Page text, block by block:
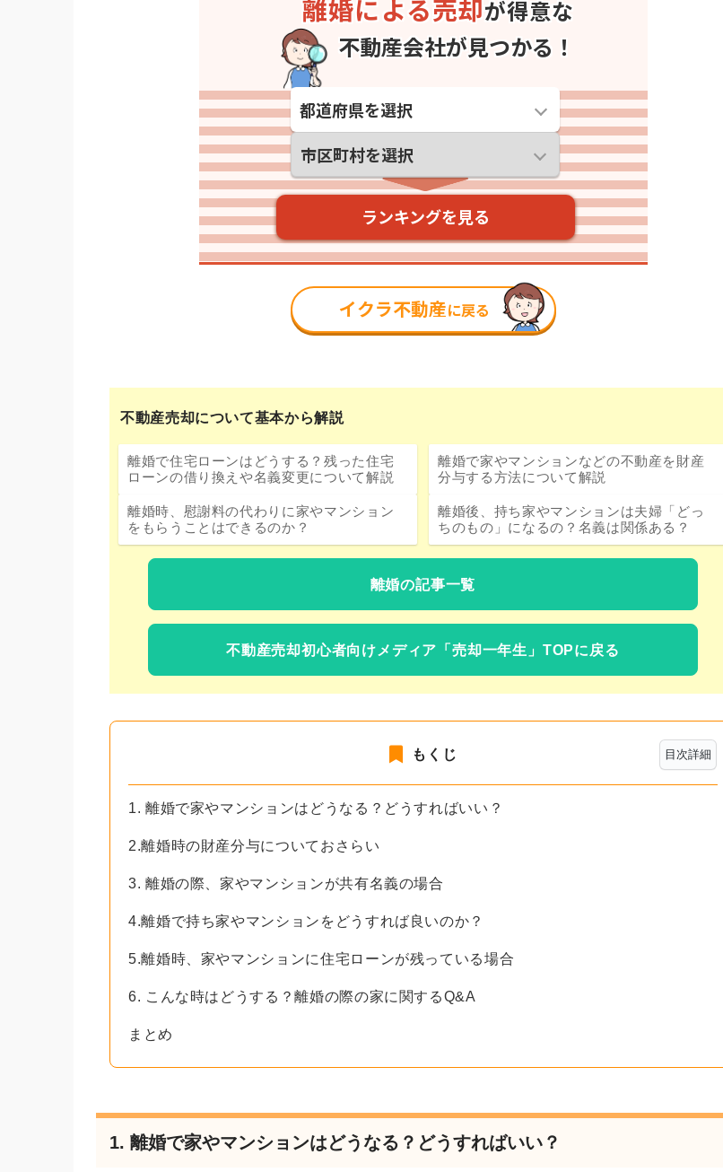
不動産売却について基本から解説
離婚で住宅ローンはどうする？残った住宅
ローンの借り換えや名義変更について解説
離婚で家やマンションなどの不動産を財産
分与する方法について解説
離婚時、慰謝料の代わりに家やマンション
をもらうことはできるのか？
離婚後、持ち家やマンションは夫婦「どっ
ちのもの」になるの？名義は関係ある？
離婚の記事一覧
不動産売却初心者向けメディア 「売却一年生」TOPに戻る
目次詳細
もくじ
1. 離婚で家やマンションはどうなる？どうすればいい？
2.離婚時の財産分与についておさらい
3. 離婚の際、家やマンションが共有名義の場合
4.離婚で持ち家やマンションをどうすれば良いのか？
5.離婚時、家やマンションに住宅ローンが残っている場合
6. こんな時はどうする？離婚の際の家に関するQ&A
まとめ
1. 離婚で家やマンションはどうなる？どうすればいい？